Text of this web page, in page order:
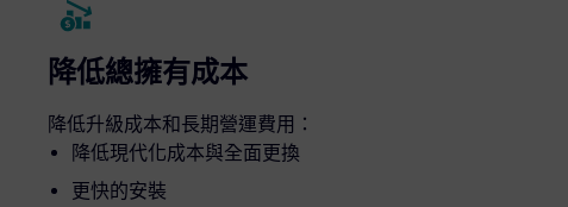
降低總擁有成本
降低升級成本和長期營運費用：
降低現代化成本與全面更換
更快的安裝